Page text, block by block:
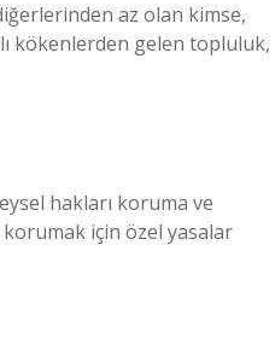
az olan kimse,
kökenlerden gelen topluluk,
hakları koruma ve
korumak için özel yasalar